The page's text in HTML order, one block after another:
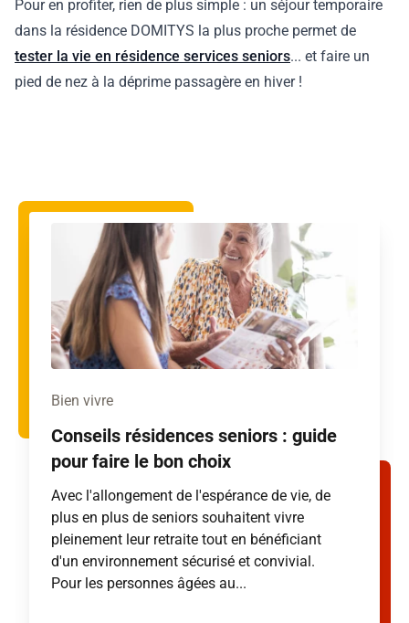
Pour en profiter, rien de plus simple : un séjour temporaire
dans la résidence DOMITYS la plus proche permet de
tester la vie en résidence services seniors... et faire un
pied de nez à la déprime passagère en hiver !
Bien vivre
Conseils résidences seniors : guide
pour faire le bon choix
Avec l'allongement de l'espérance de vie, de
plus en plus de seniors souhaitent vivre
pleinement leur retraite tout en bénéficiant
d'un environnement sécurisé et convivial.
Pour les personnes âgées au...